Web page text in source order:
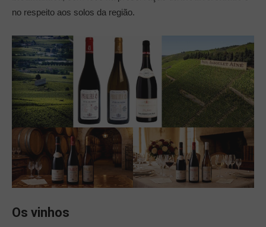
no respeito aos solos da região.
Os vinhos